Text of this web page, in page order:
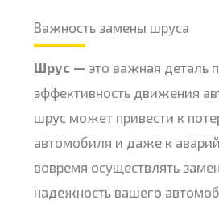
Важность замены шруса
Шрус — это важная деталь
эффективность движения
шрус может привести к
автомобиля и даже к
вовремя осуществлять
надежность вашего